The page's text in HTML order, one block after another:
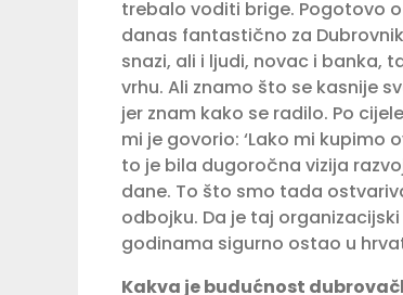
trebalo voditi brige. Pogotovo
danas fantastično za
snazi, ali i ljudi, novac i banka,
vrhu. Ali znamo što se kasnije
jer znam kako se radilo. Po
mi je govorio: ‘Lako mi kupimo
to je bila dugoročna vizija
dane. To što smo tada
odbojku. Da je taj
godinama sigurno ostao u
Kakva je budućnost